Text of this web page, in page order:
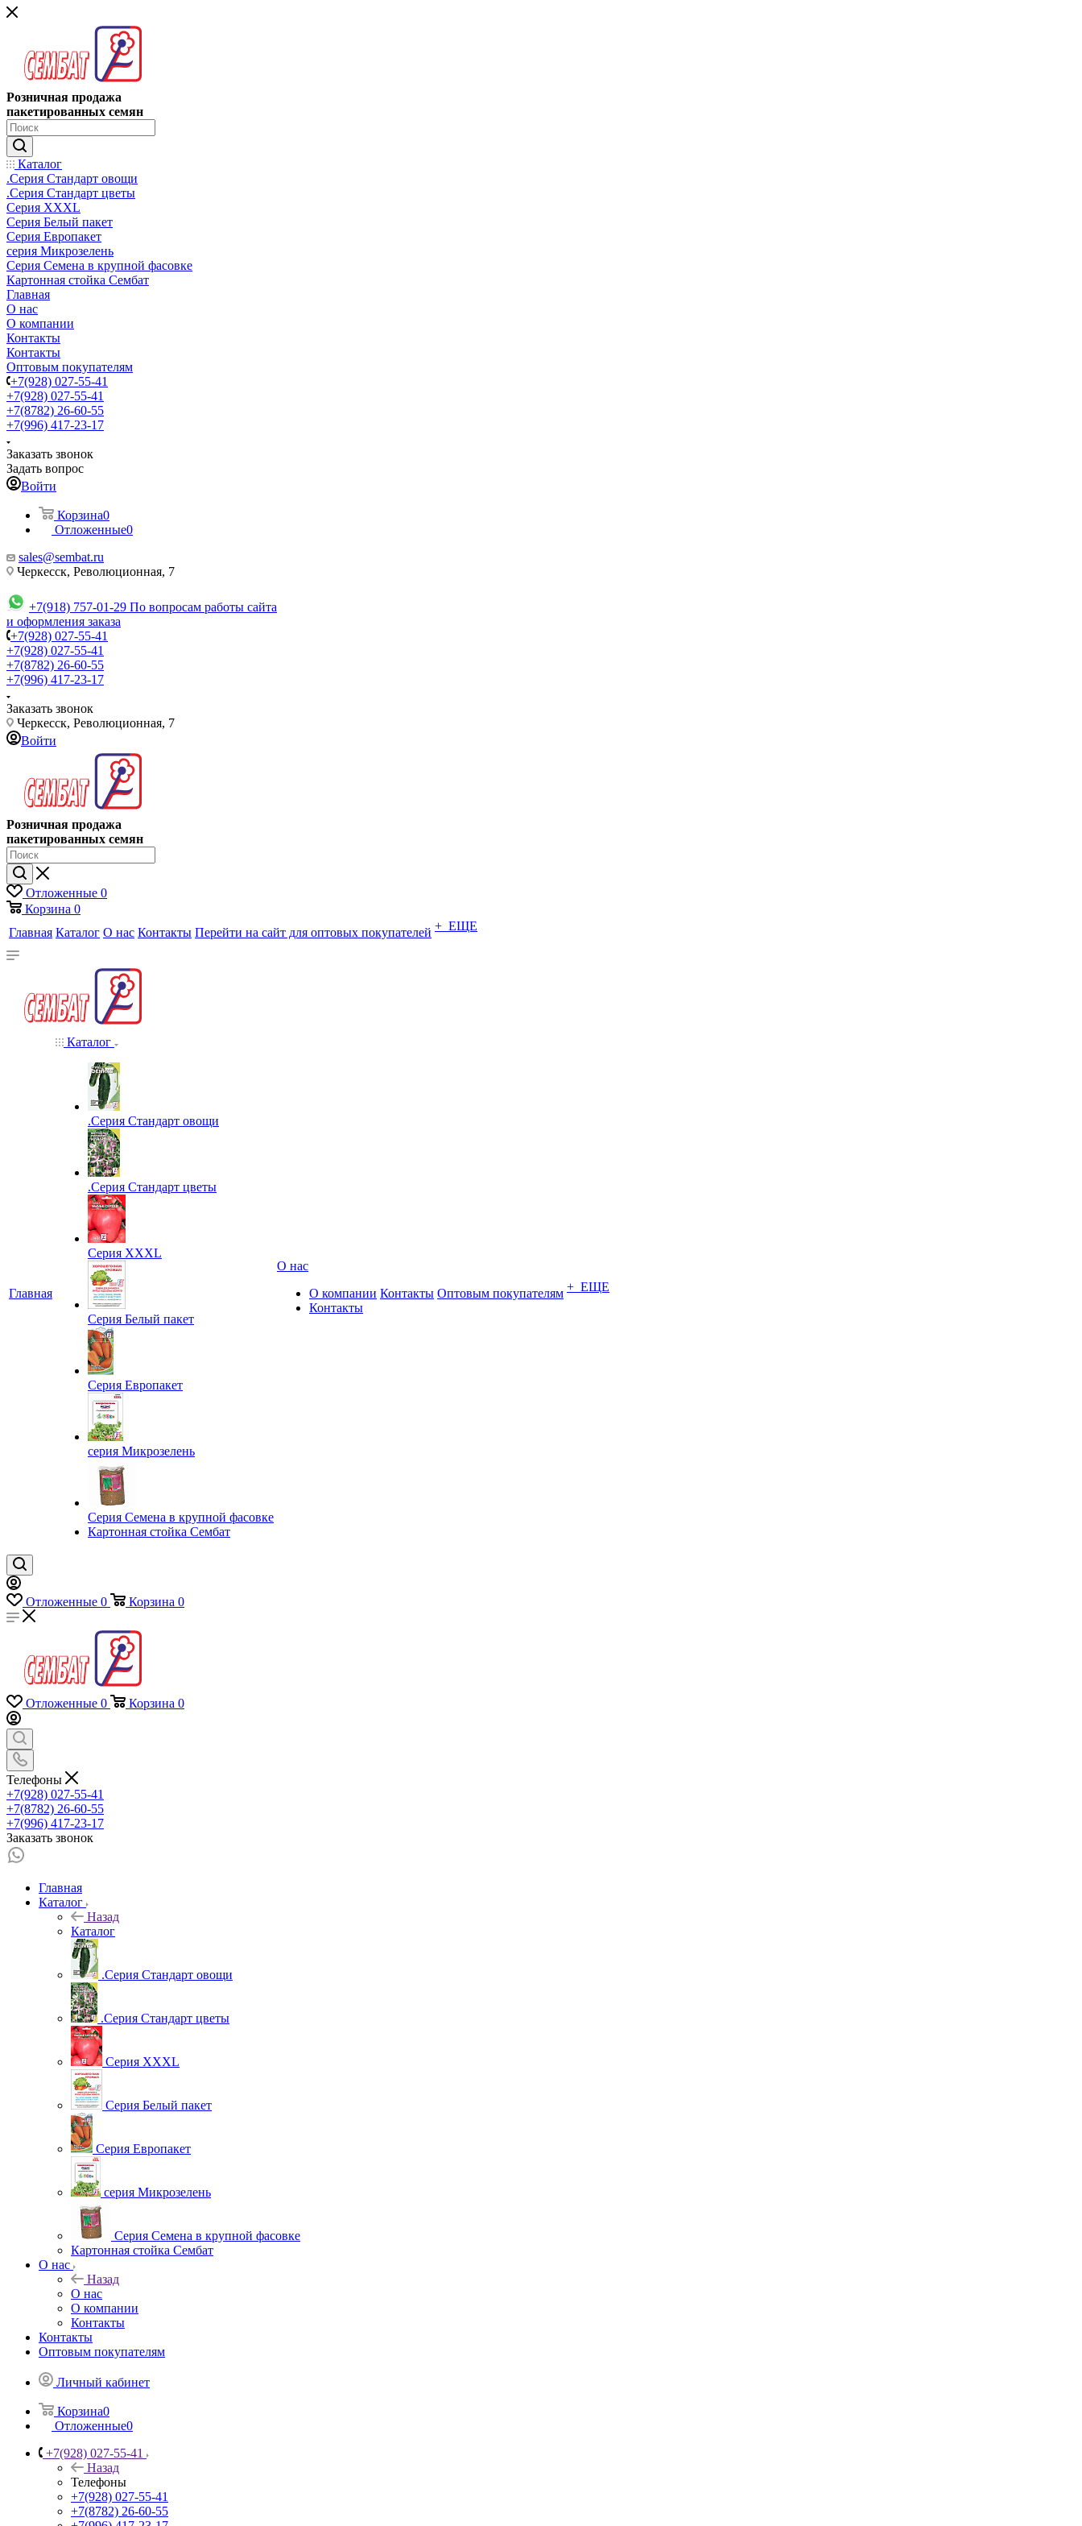
Розничная продажа
пакетированных семян
Каталог
.Серия Стандарт овощи
.Серия Стандарт цветы
Серия XXXL
Серия Белый пакет
Серия Европакет
серия Микрозелень
Серия Семена в крупной фасовке
Картонная стойка Сембат
Главная
О нас
О компании
Контакты
Контакты
Оптовым покупателям
+7(928) 027-55-41
+7(928) 027-55-41
+7(8782) 26-60-55
+7(996) 417-23-17
Заказать звонок
Задать вопрос
Войти
Корзина0
Отложенные0
sales@sembat.ru
Черкесск, Революционная, 7
+7(918) 757-01-29 По вопросам работы сайта
и оформления заказа
+7(928) 027-55-41
+7(928) 027-55-41
+7(8782) 26-60-55
+7(996) 417-23-17
Заказать звонок
Черкесск, Революционная, 7
Войти
Розничная продажа
пакетированных семян
Отложенные 0
Корзина 0
Главная Каталог О нас Контакты Перейти на сайт для оптовых покупателей + ЕЩЕ
Главная
Каталог
.Серия Стандарт овощи
.Серия Стандарт цветы
Серия XXXL
Серия Белый пакет
Серия Европакет
серия Микрозелень
Серия Семена в крупной фасовке
Картонная стойка Сембат
О нас
О компании
Контакты
Контакты Оптовым покупателям + ЕЩЕ
Отложенные 0 Корзина 0
Отложенные 0 Корзина 0
Телефоны
+7(928) 027-55-41
+7(8782) 26-60-55
+7(996) 417-23-17
Заказать звонок
Главная
Каталог
Назад
Каталог
.Серия Стандарт овощи
.Серия Стандарт цветы
Серия XXXL
Серия Белый пакет
Серия Европакет
серия Микрозелень
Серия Семена в крупной фасовке
Картонная стойка Сембат
О нас
Назад
О нас
О компании
Контакты
Контакты
Оптовым покупателям
Личный кабинет
Корзина0
Отложенные0
+7(928) 027-55-41
Назад
Телефоны
+7(928) 027-55-41
+7(8782) 26-60-55